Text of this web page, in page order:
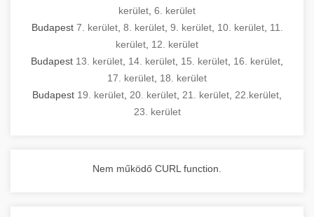
kerület 6. kerület
Budapest 7. kerület, 8. kerület, 9. kerület, 10. kerület, 11.
kerület 12. kerület
Budapest 13. kerület 14. kerület 15. kerület 16. kerület
17. kerület 18. kerület
Budapest 19. kerület 20. kerület 21. kerület 22.kerület
23. kerület
Nem működő CURL function.